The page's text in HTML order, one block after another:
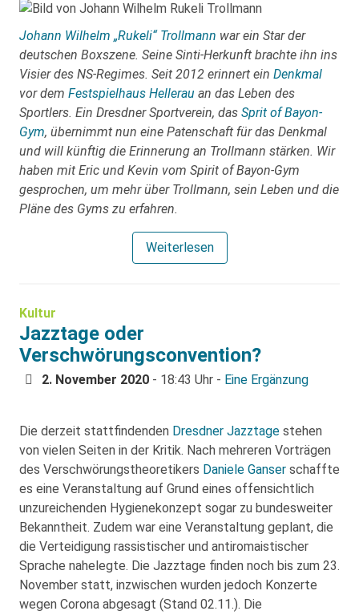
Johann Wilhelm „Rukeli“ Trollmann war ein Star der
deutschen Boxszene. Seine Sinti-Herkunft brachte ihn ins
Visier des NS-Regimes. Seit 2012 erinnert ein Denkmal
vor dem Festspielhaus Hellerau an das Leben des
Sportlers. Ein Dresdner Sportverein, das Sprit of Bayon-
Gym, übernimmt nun eine Patenschaft für das Denkmal
und will künftig die Erinnerung an Trollmann stärken. Wir
haben mit Eric und Kevin vom Spirit of Bayon-Gym
gesprochen, um mehr über Trollmann, sein Leben und die
Pläne des Gyms zu erfahren.
Weiterlesen
Kultur
Jazztage oder
Verschwörungsconvention?
2. November 2020 - 18:43 Uhr - Eine Ergänzung
Die derzeit stattfindenden Dresdner Jazztage stehen
von vielen Seiten in der Kritik. Nach mehreren Vorträgen
des Verschwörungstheoretikers Daniele Ganser schaffte
es eine Veranstaltung auf Grund eines offensichtlich
unzureichenden Hygienekonzept sogar zu bundesweiter
Bekanntheit. Zudem war eine Veranstaltung geplant, die
die Verteidigung rassistischer und antiromaistischer
Sprache nahelegte. Die Jazztage finden noch bis zum 23.
November statt, inzwischen wurden jedoch Konzerte
wegen Corona abgesagt (Stand 02.11.). Die